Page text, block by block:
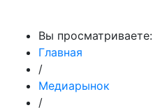
Вы просматриваете:
Главная
/
Медиарынок
/